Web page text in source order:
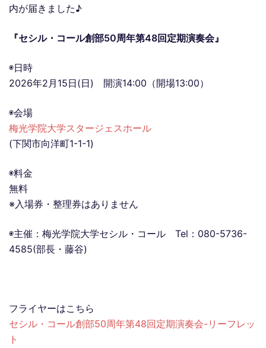
内が届きました♪
『セシル・コール創部50周年第48回定期演奏会』
◉日時
2026年2月15日(日) 開演14:00（開場13:00）
◉会場
梅光学院大学スタージェスホール
(下関市向洋町1-1-1)
◉料金
無料
※入場券・整理券はありません
◉主催：梅光学院大学セシル・コール Tel：080-5736-
4585(部長・藤谷)
フライヤーはこちら
セシル・コール創部50周年第48回定期演奏会-リーフレッ
ト